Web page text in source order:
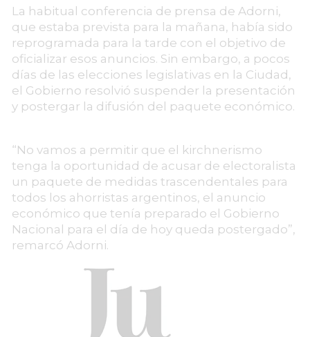
La habitual conferencia de prensa de Adorni,
que estaba prevista para la mañana, había sido
reprogramada para la tarde con el objetivo de
oficializar esos anuncios. Sin embargo, a pocos
días de las elecciones legislativas en la Ciudad,
el Gobierno resolvió suspender la presentación
y postergar la difusión del paquete económico.
“No vamos a permitir que el kirchnerismo
tenga la oportunidad de acusar de electoralista
un paquete de medidas trascendentales para
todos los ahorristas argentinos, el anuncio
económico que tenía preparado el Gobierno
Nacional para el día de hoy queda postergado”,
remarcó Adorni.